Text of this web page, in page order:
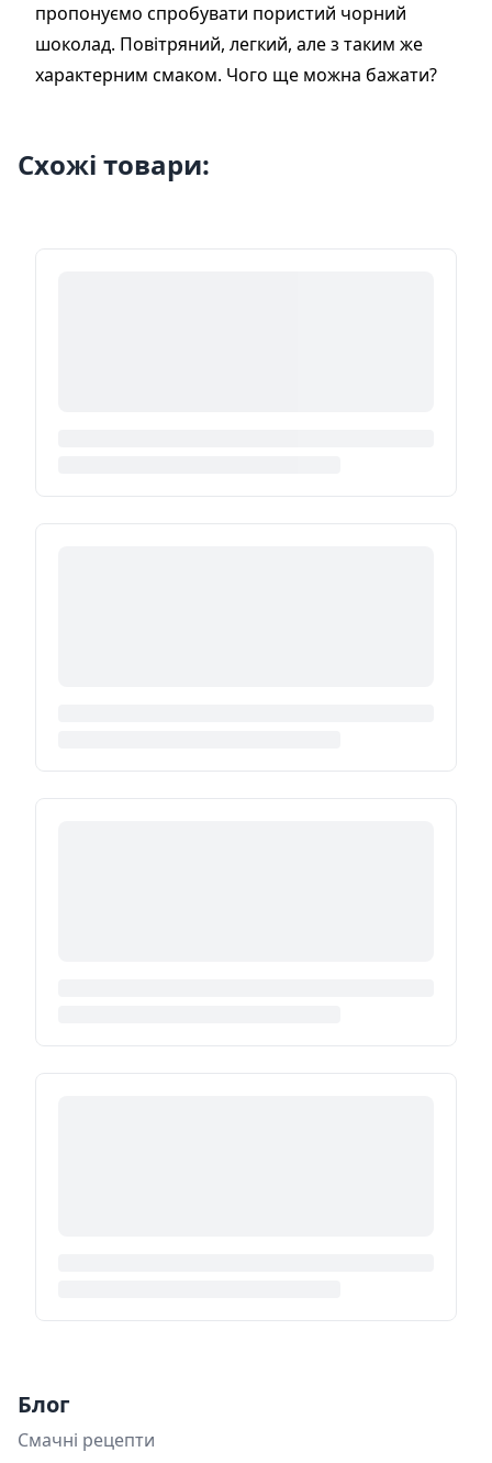
пропонуємо спробувати пористий чорний
шоколад. Повітряний, легкий, але з таким же
характерним смаком. Чого ще можна бажати?
Схожі товари:
Блог
Смачні рецепти